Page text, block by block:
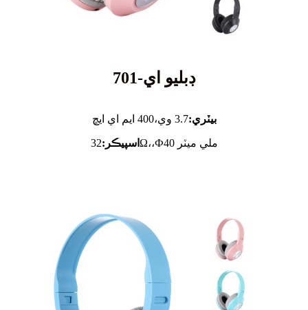
ڊبليو اي-701
بيٽري:3.7 وي، 400 ايم اي ايڇ
اسپيڪر: 32Ω،،Ф40 ملي ميٽر